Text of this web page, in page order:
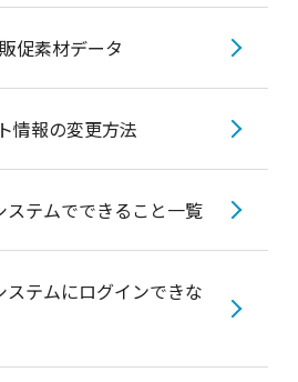
促素材データ
情報の変更方法
テムでできること一覧
テムにログインできな